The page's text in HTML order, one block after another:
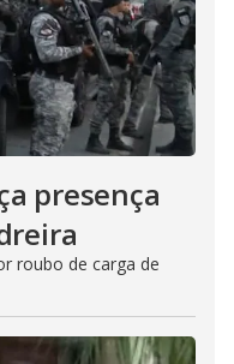
presença
roubo de carga de